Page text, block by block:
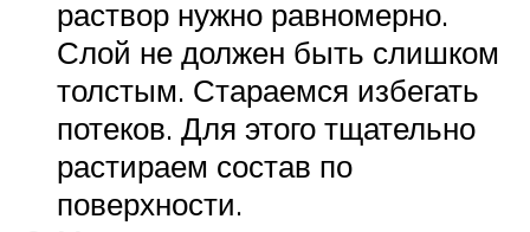
раствор нужно равномерно.
Слой не должен быть слишком
толстым. Стараемся избегать
потеков. Для этого тщательно
растираем состав по
поверхности.